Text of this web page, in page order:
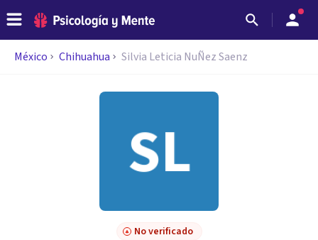
México Chihuahua Silvia Leticia NuÑez Saenz
No verificado